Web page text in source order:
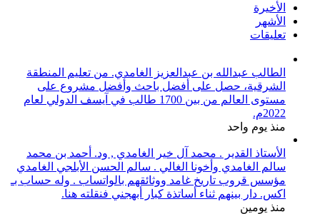
الأخيرة
الأشهر
تعليقات
الطالب عبدالله بن عبدالعزيز الغامدي. من تعليم المنطقة
الشرقية، حصل على أفضل باحث وأفضل مشروع على
مستوى العالم من بين 1700 طالب في آيسف الدولي لعام
2022م.
منذ يوم واحد
الأستاذ القدير . محمد آل خير الغامدي , ود. أحمد بن محمد
سالم الغامدي وأخونا الغالي . سالم الحسن الأبلجي الغامدي
مؤسس قروب تاريخ غامد ووثائقهم بالواتساب . وله حساب بـ
اكس. دار بينهم ثناء أساتذة كبار أبهجني فنقلته هنا.
منذ يومين